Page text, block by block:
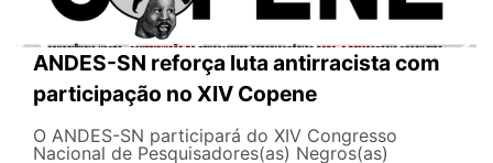
ANDES-SN reforça luta antirracista com
participação no XIV Copene
O ANDES-SN participará do XIV Congresso
Nacional de Pesquisadores(as) Negros(as)